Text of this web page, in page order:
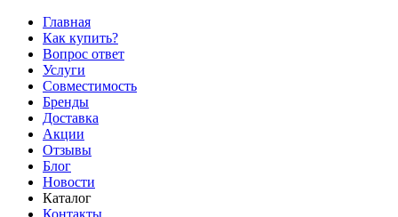
Главная
Как купить?
Вопрос ответ
Услуги
Совместимость
Бренды
Доставка
Акции
Отзывы
Блог
Новости
Каталог
Контакты